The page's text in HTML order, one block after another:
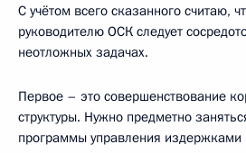
С учётом всего сказанного считаю,
руководителю ОСК следует
неотложных задачах.
Первое – это совершенствование
структуры. Нужно предметно
программы управления издержками